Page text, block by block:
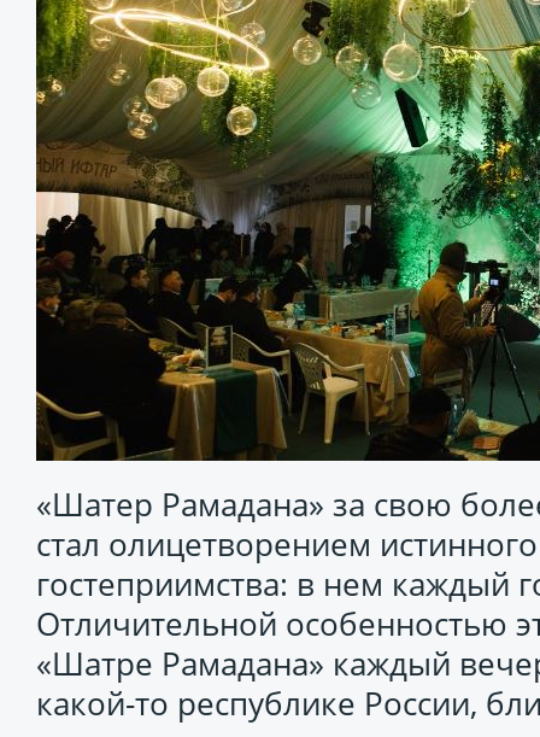
«Шатер Рамадана» за свою
стал олицетворением
гостеприимства: в нем каждый
Отличительной особенностью
«Шатре Рамадана» каждый
какой-то республике России,